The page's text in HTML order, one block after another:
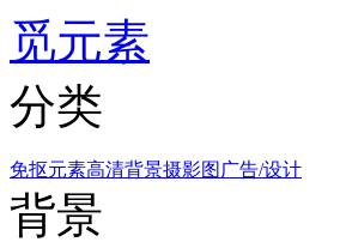
觅元素
分类
免抠元素高清背景摄影图 广告/设计
背景